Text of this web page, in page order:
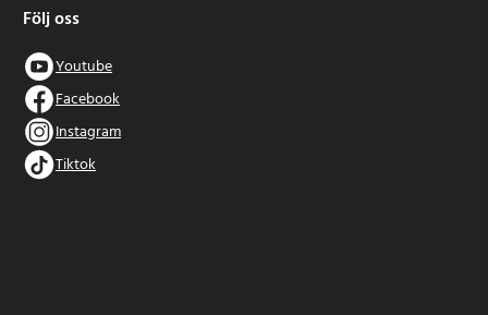
Följ oss
Youtube
Facebook
Instagram
Tiktok